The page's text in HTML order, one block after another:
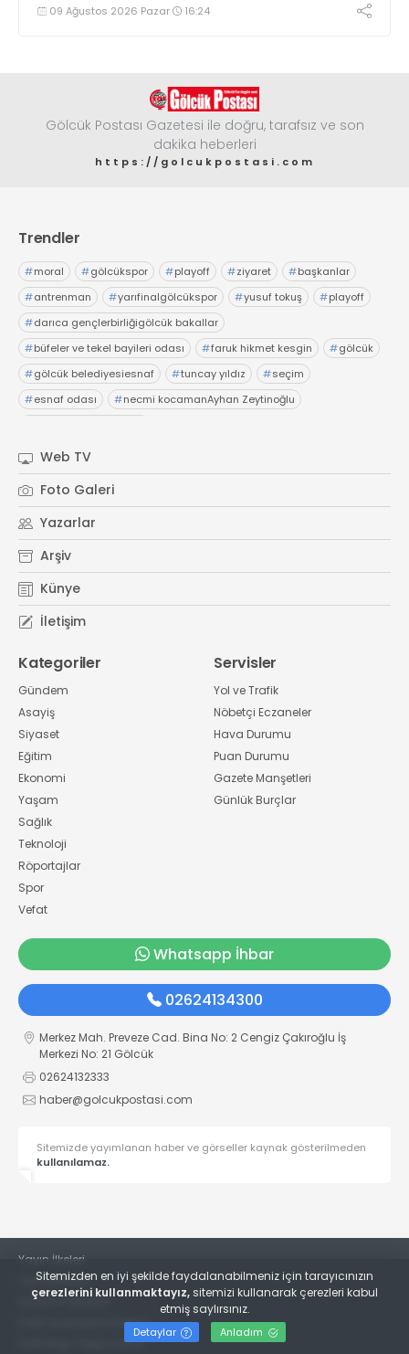
09 Ağustos 2026 Pazar 16:24
Gölcük Postası Gazetesi ile doğru, tarafsız ve son
dakika heberleri
https://golcukpostasi.com
Trendler
#moral #gölcükspor #playoff #ziyaret #başkanlar
#antrenman #yarıfinalgölcükspor #yusuf tokuş #playoff
#darıca gençlerbirliğigölcük bakallar
#büfeler ve tekel bayileri odası #faruk hikmet kesgin #gölcük
#gölcük belediyesiesnaf #tuncay yıldız #seçim
#esnaf odası #necmi kocamanAyhan Zeytinoğlu
Web TV
Foto Galeri
Yazarlar
Arşiv
Künye
İletişim
Kategoriler
Gündem
Asayiş
Siyaset
Eğitim
Ekonomi
Yaşam
Sağlık
Teknoloji
Röportajlar
Spor
Vefat
Servisler
Yol ve Trafik
Nöbetçi Eczaneler
Hava Durumu
Puan Durumu
Gazete Manşetleri
Günlük Burçlar
Whatsapp İhbar
02624134300
Merkez Mah. Preveze Cad. Bina No: 2 Cengiz Çakıroğlu İş
Merkezi No: 21 Gölcük
02624132333
haber@golcukpostasi.com
Sitemizde yayımlanan haber ve görseller kaynak gösterilmeden
kullanılamaz.
Yayın İlkeleri
Veri Politikası
Kullanım Şartları
KVKK Aydınlatma Metni
KVKK Bilgi Talep Formu
Sitemizden en iyi şekilde faydalanabilmeniz için tarayıcınızın
çerezlerini kullanmaktayız, sitemizi kullanarak çerezleri kabul
etmiş saylırsınız.
Detaylar Anladım